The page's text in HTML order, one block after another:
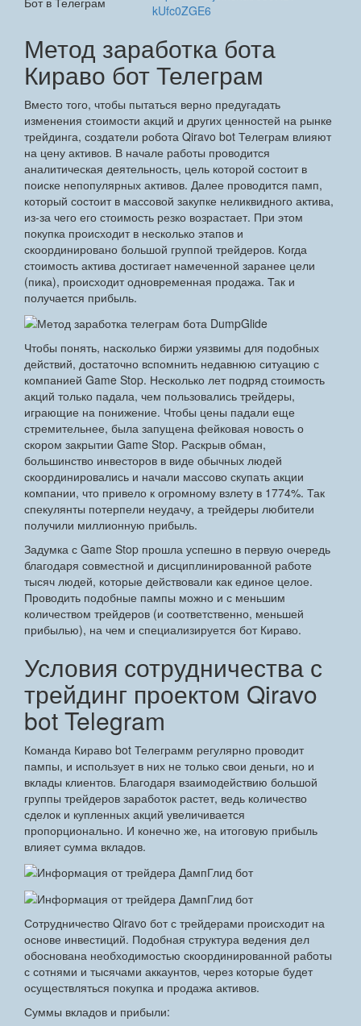
kUfc0ZGE6
Метод заработка бота
Кираво бот Телеграм
Вместо того, чтобы пытаться верно предугадать
изменения стоимости акций и других ценностей на рынке
трейдинга, создатели робота Qiravo bot Телеграм влияют
на цену активов. В начале работы проводится
аналитическая деятельность, цель которой состоит в
поиске непопулярных активов. Далее проводится памп,
который состоит в массовой закупке неликвидного актива,
из-за чего его стоимость резко возрастает. При этом
покупка происходит в несколько этапов и
скоординировано большой группой трейдеров. Когда
стоимость актива достигает намеченной заранее цели
(пика), происходит одновременная продажа. Так и
получается прибыль.
Чтобы понять, насколько биржи уязвимы для подобных
действий, достаточно вспомнить недавнюю ситуацию с
компанией Game Stop. Несколько лет подряд стоимость
акций только падала, чем пользовались трейдеры,
играющие на понижение. Чтобы цены падали еще
стремительнее, была запущена фейковая новость о
скором закрытии Game Stop. Раскрыв обман,
большинство инвесторов в виде обычных людей
скоординировались и начали массово скупать акции
компании, что привело к огромному взлету в 1774%. Так
спекулянты потерпели неудачу, а трейдеры любители
получили миллионную прибыль.
Задумка с Game Stop прошла успешно в первую очередь
благодаря совместной и дисциплинированной работе
тысяч людей, которые действовали как единое целое.
Проводить подобные пампы можно и с меньшим
количеством трейдеров (и соответственно, меньшей
прибылью), на чем и специализируется бот Кираво.
Условия сотрудничества с
трейдинг проектом Qiravo
bot Telegram
Команда Кираво bot Телеграмм регулярно проводит
пампы, и использует в них не только свои деньги, но и
вклады клиентов. Благодаря взаимодействию большой
группы трейдеров заработок растет, ведь количество
сделок и купленных акций увеличивается
пропорционально. И конечно же, на итоговую прибыль
влияет сумма вкладов.
Сотрудничество Qiravo бот с трейдерами происходит на
основе инвестиций. Подобная структура ведения дел
обоснована необходимостью скоординированной работы
с сотнями и тысячами аккаунтов, через которые будет
осуществляться покупка и продажа активов.
Суммы вкладов и прибыли: